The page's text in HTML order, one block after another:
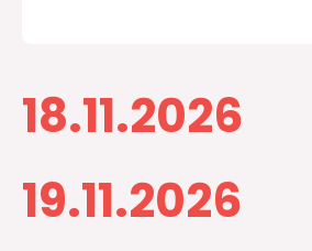
19.11.2026​